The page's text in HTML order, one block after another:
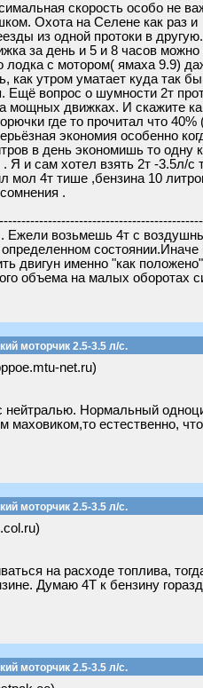
скорость особо не
Охота на Селене как раз и
из одной протоки в
за день и 5 и 8 часов можно
лодка с мотором( ямаха 9.9)
как утром уматает куда так
Ещё вопрос о шумности 2т
мощных движках. И скажите
где то прочитал что 40%
экономия особенно
в день экономишь то одну
Я и сам хотел взять 2т -3.5л/с
мол 4т тише ,бензина 10
.
. Ежели возьмешь 4т с
двигун именно "как
объема на малых оборотах
моторчик 2.5-3.5 л/с.
net.ru)
нейтралью. Нормальный
маховиком,то естественно,
моторчик 2.5-3.5 л/с.
на расходе топлива,
Думаю 4Т к бензину
моторчик 2.5-3.5 л/с.